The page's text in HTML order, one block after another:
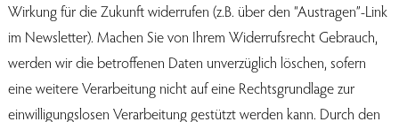
Wirkung für die Zukunft widerrufen (z.B. über den “Austragen”-Link
im Newsletter). Machen Sie von Ihrem Widerrufsrecht Gebrauch,
werden wir die betroffenen Daten unverzüglich löschen, sofern
eine weitere Verarbeitung nicht auf eine Rechtsgrundlage zur
einwilligungslosen Verarbeitung gestützt werden kann. Durch den